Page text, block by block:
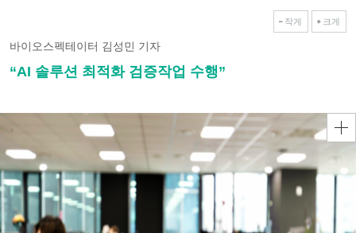
작게 크게
바이오스펙테이터 김성민 기자
“AI 솔루션 최적화 검증작업 수행”